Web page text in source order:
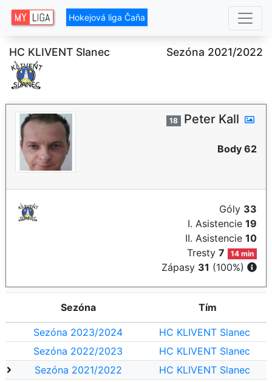
Hokejová liga Čaňa
HC KLIVENT Slanec Sezóna 2021/2022
18 Peter Kall
Body 62
Góly 33
I. Asistencie 19
II. Asistencie 10
Tresty7 14 min
Zápasy 31 (100%)
Sezóna Tím
Sezóna 2023/2024
HC KLIVENT Slanec
Sezóna 2022/2023
HC KLIVENT Slanec
Sezóna 2021/2022
HC KLIVENT Slanec